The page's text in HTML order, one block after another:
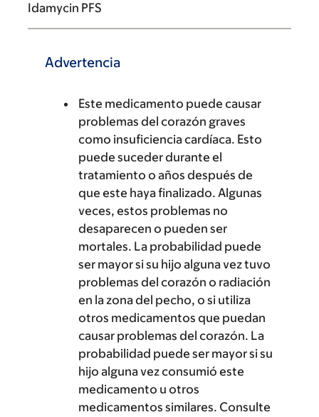
Idamycin PFS
Advertencia
Este medicamento puede causar
problemas del corazón graves
como insuficiencia cardíaca. Esto
puede suceder durante el
tratamiento o años después de
que este haya finalizado. Algunas
veces, estos problemas no
desaparecen o pueden ser
mortales. La probabilidad puede
ser mayor si su hijo alguna vez tuvo
problemas del corazón o radiación
en la zona del pecho, o si utiliza
otros medicamentos que puedan
causar problemas del corazón. La
probabilidad puede ser mayor si su
hijo alguna vez consumió este
medicamento u otros
medicamentos similares. Consulte